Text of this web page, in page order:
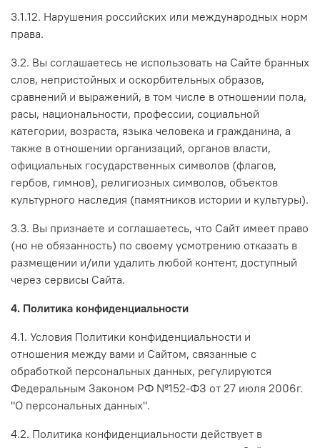
3.1.12. Нарушения российских или международных норм
права.
3.2. Вы соглашаетесь не использовать на Сайте бранных
слов, непристойных и оскорбительных образов,
сравнений и выражений, в том числе в отношении пола,
расы, национальности, профессии, социальной
категории, возраста, языка человека и гражданина, а
также в отношении организаций, органов власти,
официальных государственных символов (флагов,
гербов, гимнов), религиозных символов, объектов
культурного наследия (памятников истории и культуры).
3.3. Вы признаете и соглашаетесь, что Сайт имеет право
(но не обязанность) по своему усмотрению отказать в
размещении и/или удалить любой контент, доступный
через сервисы Сайта.
4. Политика конфиденциальности
4.1. Условия Политики конфиденциальности и
отношения между вами и Сайтом, связанные с
обработкой персональных данных, регулируются
Федеральным Законом РФ №152-ФЗ от 27 июля 2006г.
"О персональных данных".
4.2. Политика конфиденциальности действует в